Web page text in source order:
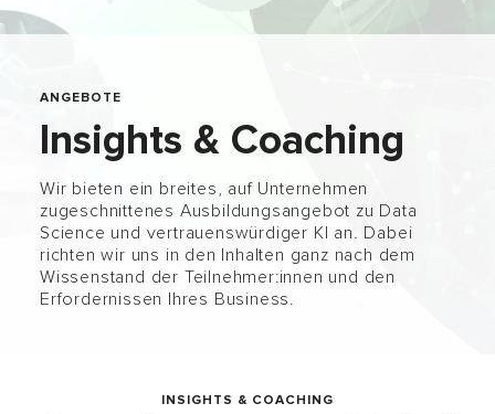
ANGEBOTE
Insights & Coaching
Wir bieten ein breites, auf Unternehmen
zugeschnittenes Ausbildungsangebot zu Data
Science und vertrauenswürdiger KI an. Dabei
richten wir uns in den Inhalten ganz nach dem
Wissenstand der Teilnehmer:innen und den
Erfordernissen Ihres Business.
INSIGHTS & COACHING